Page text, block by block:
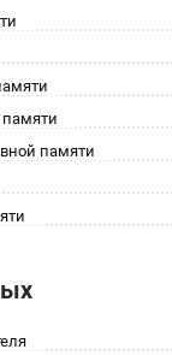
памяти